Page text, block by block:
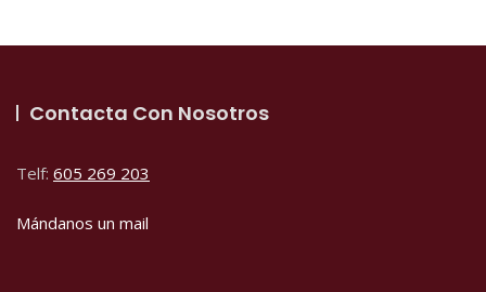
Contacta Con Nosotros
Telf: 605 269 203
Mándanos un mail